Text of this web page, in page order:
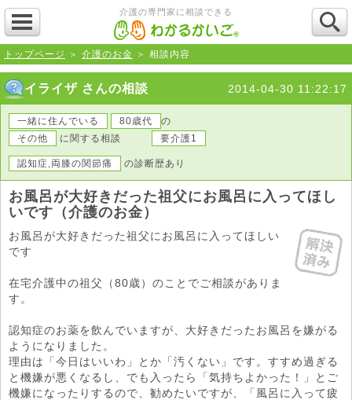
介護の専門家に相談できる
トップページ ＞ 介護のお金 ＞ 相談内容
イライザ さんの相談 2014-04-30 11:22:17
一緒に住んでいる 80歳代
の
その他
に関する相談 要介護1
認知症,両膝の関節痛 の診断歴あり
お風呂が大好きだった祖父にお風呂に入ってほし
いです（介護のお金）
お風呂が大好きだった祖父にお風呂に入ってほしい
です
在宅介護中の祖父（80歳）のことでご相談がありま
す。
認知症のお薬を飲んでいますが、大好きだったお風呂を嫌がる
ようになりました。
理由は「今日はいいわ」とか「汚くない」です。すすめ過ぎる
と機嫌が悪くなるし、でも入ったら「気持ちよかった！」とご
機嫌になったりするので、勧めたいですが、「風呂に入って疲